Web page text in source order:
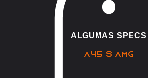
ALGUMAS SPECS
A45 S AMG